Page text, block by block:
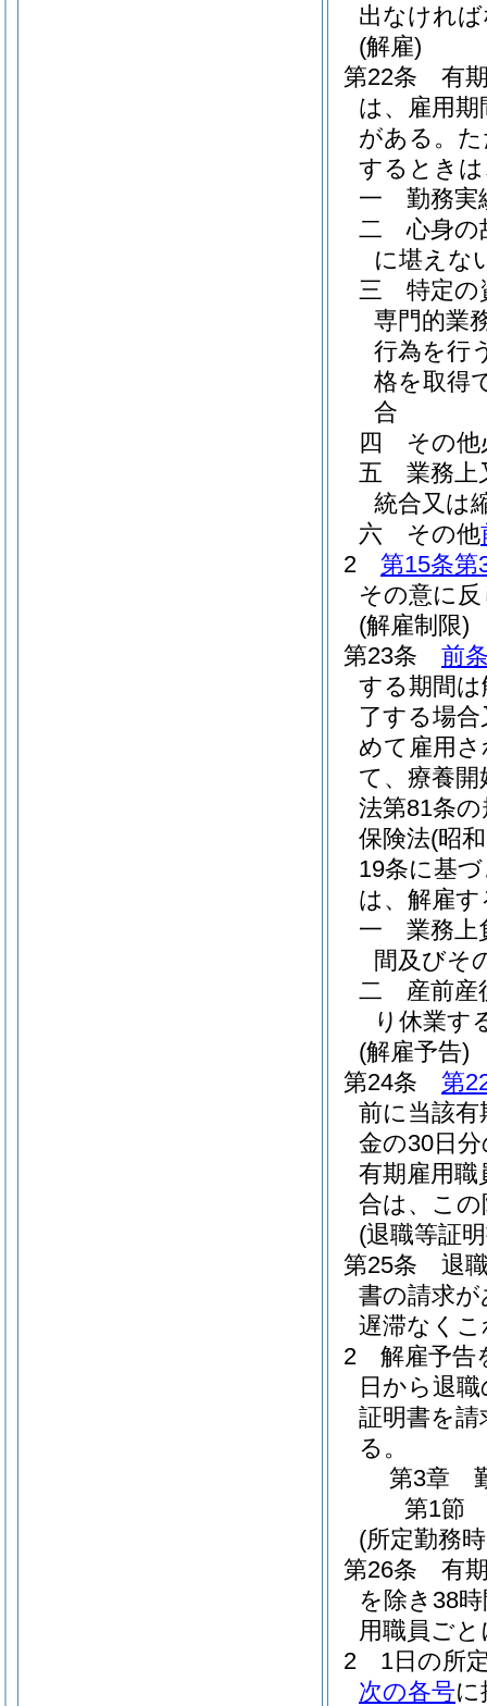
出なけれ
(解雇)
第22条
有
は、雇用
がある。
するとき
一
勤務実
二
心身の
に堪えな
三
特定の
専門的業
行為を行
格を取得
合
四
その
五
業務上
統合又は
六
その他
2
第15条第
その意に
(解雇制限)
第23条
前
する期間
了する場合
めて雇用
て、療養
法第81条
保険法(昭
19条に基
は、解雇す
一
業務上
間及びそ
二
産前産
り休業す
(解雇予告)
第24条
第
前に当該
金の30日
有期雇用
合は、こ
(退職等証
第25条
退
書の請求
遅滞なく
2
解雇予告
日から退
証明書を
る。
第3章
第1節
(所定勤務
第26条
有
を除き38
用職員ご
2
1日の所
次の各号に